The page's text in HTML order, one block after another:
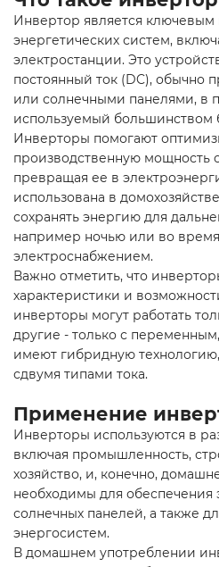
Инвертор является
энергетических систем,
электростанции. Это
постоянный ток (DC), обычно
или солнечными панелями, в
используемый большинством
Инверторы помогают
производственную мощность
превращая ее в
использована в
сохранять энергию для
например ночью или во
электроснабжением.
Важно отметить, что
характеристики и
инверторы могут работать
другие - только с
имеют гибридную
сдвумя типами тока.
Применение
Инверторы используются в
включая промышленность,
хозяйство, и, конечно,
необходимы для
солнечных панелей, а также
энергосистем.
В домашнем употреблении